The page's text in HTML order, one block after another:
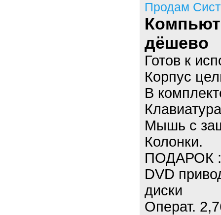
Продам
дёшево
Готов к
Корпус
В
Мышь с
Колонки.
ПОДАРОК :
DVD
диски
Операт.